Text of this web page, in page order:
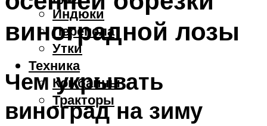
Индюки
Перепела
Утки
Техника
Комбайны
Тракторы
виноградной лозы
Чем укрывать
виноград на зиму